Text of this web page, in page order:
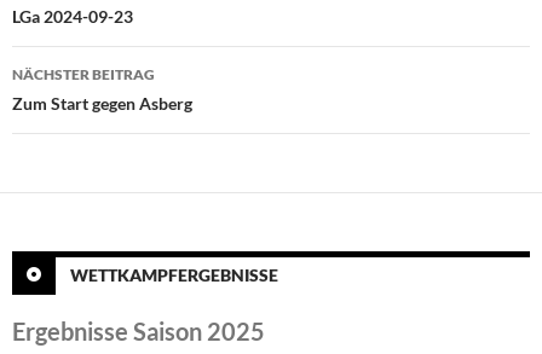
LGa 2024-09-23
NÄCHSTER BEITRAG
Zum Start gegen Asberg
WETTKAMPFERGEBNISSE
Ergebnisse Saison 2025